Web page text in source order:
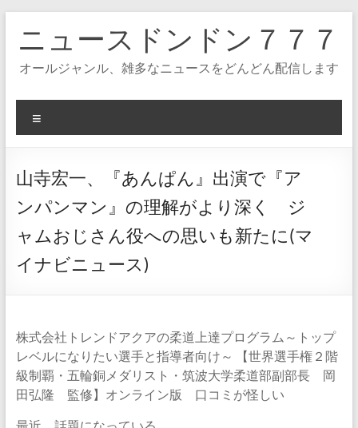
へ
ニュースドンドン７７７
オールジャンル、雑多なニュースをどんどん配信します
ニ
ー
山寺宏一、『あんぱん』出演で『ア
ンパンマン』の理解がより深く ジ
ャムおじさん役への思いも新たに(マ
イナビニュース)
株式会社トレンドアクアの柔道上達プログラム～トップ
レベルになりたい選手と指導者向け～ 【世界選手権２階
級制覇・五輪銅メダリスト・筑波大学柔道部副部長 岡
田弘隆 監修】オンライン版 口コミが怪しい